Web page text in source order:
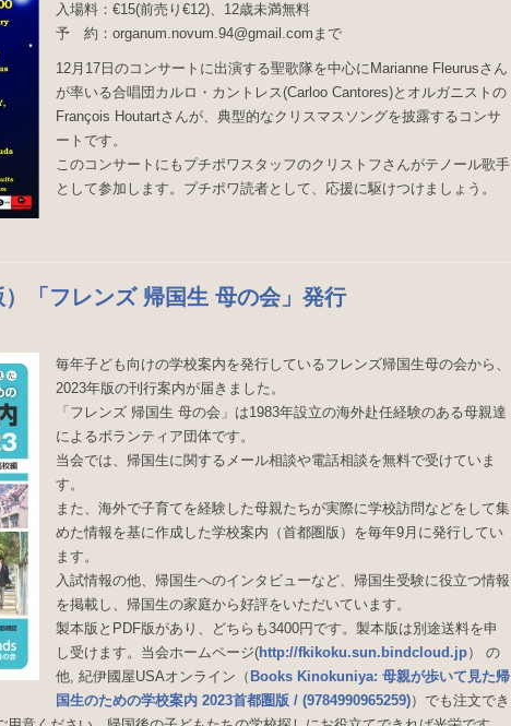
入場料：€15(前売り€12)、12歳未満無料
予 約：organum.novum.94@gmail.comまで
12月17日のコンサートに出演する聖歌隊を中心にMarianne Fleurusさん
が率いる合唱団カルロ・カントレス(Carloo Cantores)とオルガニストの
François Houtartさんが、典型的なクリスマスソングを披露するコンサ
ートです。
このコンサートにもプチポワスタッフのクリストフさんがテノール歌手
として参加します。プチポワ読者として、応援に駆けつけましょう。
「フレンズ 帰国生 母の会」発行
毎年子ども向けの学校案内を発行しているフレンズ帰国生母の会から、
2023年版の刊行案内が届きました。
「フレンズ 帰国生 母の会」は1983年設立の海外赴任経験のある母親達
によるボランティア団体です。
当会では、帰国生に関するメール相談や電話相談を無料で受けていま
す。
また、海外で子育てを経験した母親たちが実際に学校訪問などをして集
めた情報を基に作成した学校案内（首都圏版）を毎年9月に発行してい
ます。
入試情報の他、帰国生へのインタビューなど、帰国生受験に役立つ情報
を掲載し、帰国生の家庭から好評をいただいています。
製本版とPDF版があり、どちらも3400円です。製本版は別途送料を申
し受けます。当会ホームページ(http://fkikoku.sun.bindcloud.jp） の
他, 紀伊國屋USAオンライン（ Books Kinokuniya: 母親が歩いて見た帰
国生のための学校案内 2023首都圏版 / (9784990965259)）でも注文でき